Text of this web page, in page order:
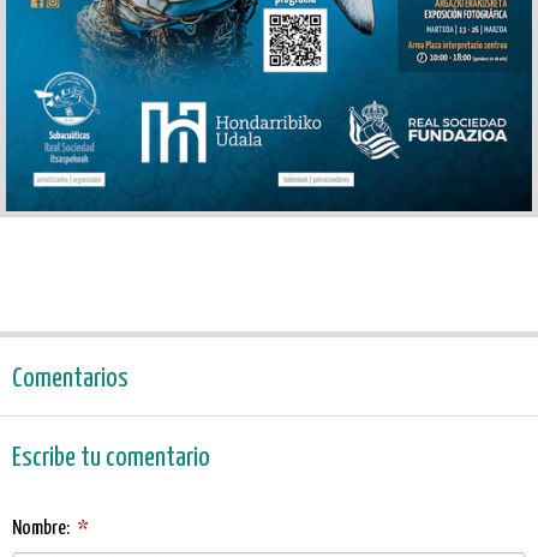
Comentarios
Escribe tu comentario
Nombre: *